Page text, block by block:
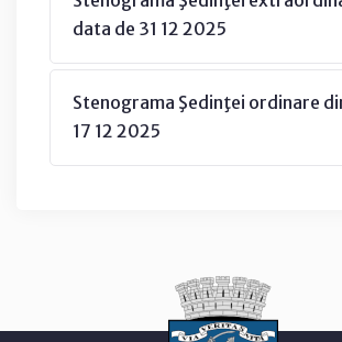
data de 31 12 2025
Stenograma Şedinţei ordinare
17 12 2025